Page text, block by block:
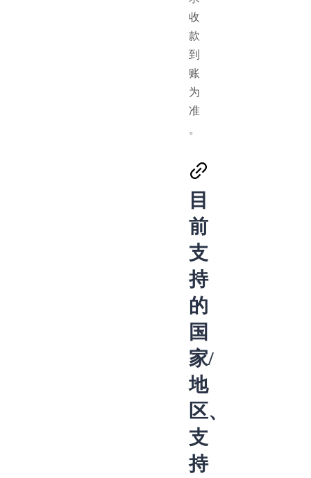
收
款
到
账
为
准
。
目
前
支
持
的
国
家/
地
区、
支
持